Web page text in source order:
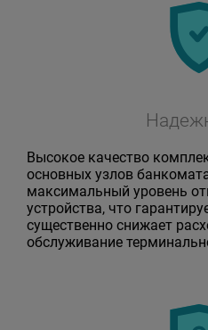
Высокое качество
основных узлов
максимальный уровень
устройства, что
существенно снижает
обслуживание